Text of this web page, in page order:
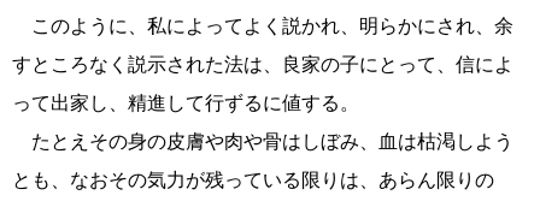
このように、私によってよく説かれ、明らかにされ、余
すところなく説示された法は、良家の子にとって、信によ
って出家し、精進して行ずるに値する。
たとえその身の皮膚や肉や骨はしぼみ、血は枯渇しよう
とも、なおその気力が残っている限りは、あらん限りの